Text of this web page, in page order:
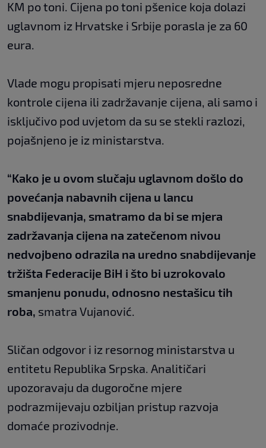
KM po toni. Cijena po toni pšenice koja dolazi
uglavnom iz Hrvatske i Srbije porasla je za 60
eura.
Vlade mogu propisati mjeru neposredne
kontrole cijena ili zadržavanje cijena, ali samo i
isključivo pod uvjetom da su se stekli razlozi,
pojašnjeno je iz ministarstva.
“Kako je u ovom slučaju uglavnom došlo do
povećanja nabavnih cijena u lancu
snabdijevanja, smatramo da bi se mjera
zadržavanja cijena na zatečenom nivou
nedvojbeno odrazila na uredno snabdijevanje
tržišta Federacije BiH i što bi uzrokovalo
smanjenu ponudu, odnosno nestašicu tih
roba, smatra Vujanović.
Sličan odgovor i iz resornog ministarstva u
entitetu Republika Srpska. Analitičari
upozoravaju da dugoročne mjere
podrazmijevaju ozbiljan pristup razvoja
domaće prozivodnje.